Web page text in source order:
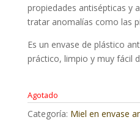
propiedades antisépticas y
tratar anomalías como las
Es un envase de plástico
práctico, limpio y muy fácil
Agotado
Categoría: Miel en envase